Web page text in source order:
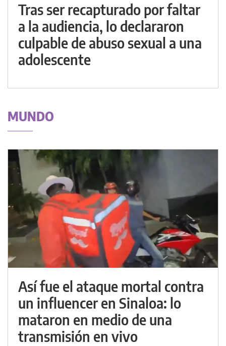
Tras ser recapturado por faltar
a la audiencia, lo declararon
culpable de abuso sexual a una
adolescente
MUNDO
Así fue el ataque mortal contra
un influencer en Sinaloa: lo
mataron en medio de una
transmisión en vivo